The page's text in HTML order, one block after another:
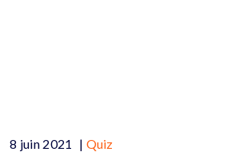
8 juin 2021 | Quiz